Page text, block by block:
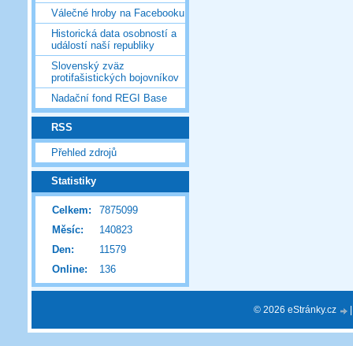
Válečné hroby na Facebooku
Historická data osobností a
událostí naší republiky
Slovenský zväz
protifašistických bojovníkov
Nadační fond REGI Base
RSS
Přehled zdrojů
Statistiky
Online: 136
Celkem:
7875099
Měsíc:
140823
Den:
11579
© 2026 eStránky.cz